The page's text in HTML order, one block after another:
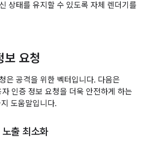
상태를 유지할 수 있도록 자체 렌더기를
보 요청
은 공격을 위한 벡터입니다. 다음은
인증 정보 요청을 더욱 안전하게 하는
도움말입니다.
출 최소화